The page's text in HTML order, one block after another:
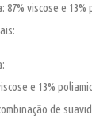
87% viscose e 13%
e 13%
de